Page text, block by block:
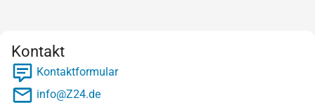
Kontakt
Kontaktformular
info@Z24.de